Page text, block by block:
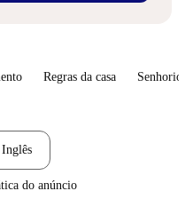
Regras da casa Senhorio
do anúncio